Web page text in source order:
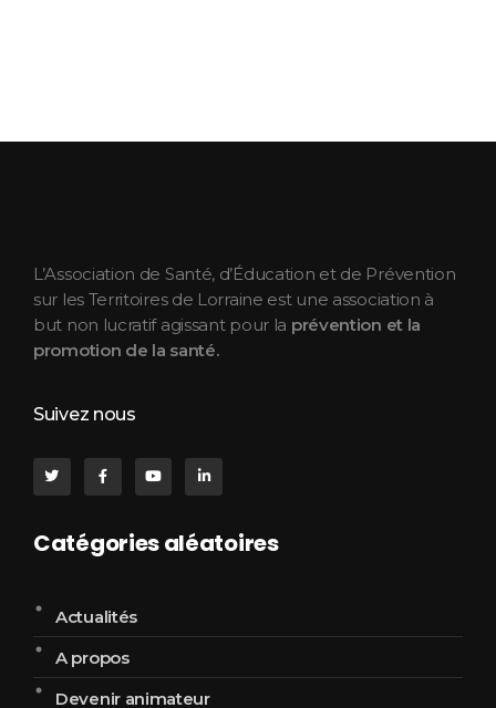
L’Association de Santé, d’Éducation et de Prévention
sur les Territoires de Lorraine est une association à
but non lucratif agissant pour la prévention et la
promotion de la santé.
Suivez nous
Catégories aléatoires
Actualités
A propos
Devenir animateur